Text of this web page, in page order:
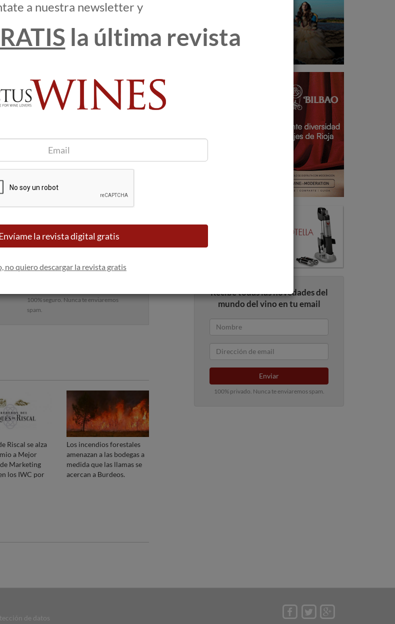
se publicará en enero de 2022, y
estará compuesto por un miembro de cada
1840
en 1935
Fundada en 1853
100% seguro. Nunca te enviaremos
spam.
Riscal se alza
a Mejor
Marketing
los IWC por
Los incendios forestales
amenazan a las bodegas a
medida que las llamas se
acercan a Burdeos.
Recibe todas las novedades del
mundo del vino en tu email
Enviar
100% privado. Nunca te enviaremos spam.
de datos
a nuestra newsletter y
la última revista
la revista digital gratis
no quiero descargar la revista gratis